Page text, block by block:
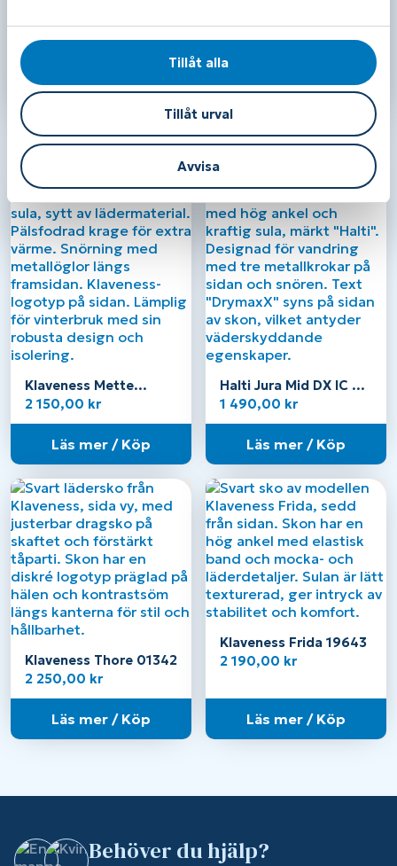
Tillåt alla
Tillåt urval
Avvisa
Drop: 6 mm
Stack height: 32 mm häl, 26 mm framfot
Vikt: 238 gram (US 8/EU39)
Relaterade produkter
Klaveness Mette
14602 – Dam
2 150,00 kr
Läs mer / Köp
Halti Jura Mid DX IC –
Unisex
1 490,00 kr
Läs mer / Köp
Klaveness Thore 01342
2 250,00 kr
Läs mer / Köp
Klaveness Frida 19643
2 190,00 kr
Läs mer / Köp
Behöver du hjälp?